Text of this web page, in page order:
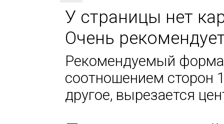
У страницы нет
Очень
Рекомендуемый
соотношением сторон
другое, вырезается